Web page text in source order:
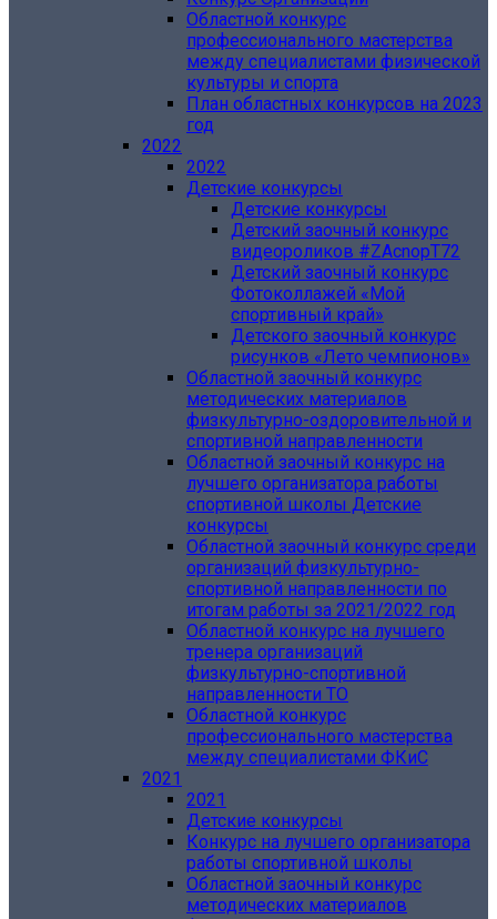
Областной конкурс
профессионального мастерства
между специалистами физической
культуры и спорта
План областных конкурсов на 2023
год
2022
2022
Детские конкурсы
Детские конкурсы
Детский заочный конкурс
видеороликов #ZAcnopT72
Детский заочный конкурс
Фотоколлажей «Мой
спортивный край»
Детского заочный конкурс
рисунков «Лето чемпионов»
Областной заочный конкурс
методических материалов
физкультурно-оздоровительной и
спортивной направленности
Областной заочный конкурс на
лучшего организатора работы
спортивной школы Детские
конкурсы
Областной заочный конкурс среди
организаций физкультурно-
спортивной направленности по
итогам работы за 2021/2022 год
Областной конкурс на лучшего
тренера организаций
физкультурно-спортивной
направленности ТО
Областной конкурс
профессионального мастерства
между специалистами ФКиС
2021
2021
Детские конкурсы
Конкурс на лучшего организатора
работы спортивной школы
Областной заочный конкурс
методических материалов